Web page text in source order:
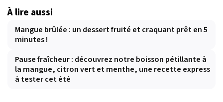
À lire aussi
Mangue brûlée : un dessert fruité et craquant prêt en 5
minutes !
Pause fraîcheur : découvrez notre boisson pétillante à
la mangue, citron vert et menthe, une recette express
à tester cet été